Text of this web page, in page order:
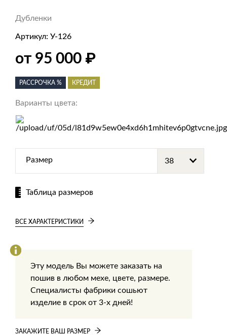
Дубленки
Артикул: У-126
от 95 000 ₽
РАССРОЧКА % КРЕДИТ
Варианты цвета:
Размер
Таблица размеров
ВСЕ ХАРАКТЕРИСТИКИ
Эту модель Вы можете заказать на
пошив в любом мехе, цвете, размере.
Специалисты фабрики сошьют
изделие в срок от 3-х дней!
ЗАКАЖИТЕ ВАШ РАЗМЕР